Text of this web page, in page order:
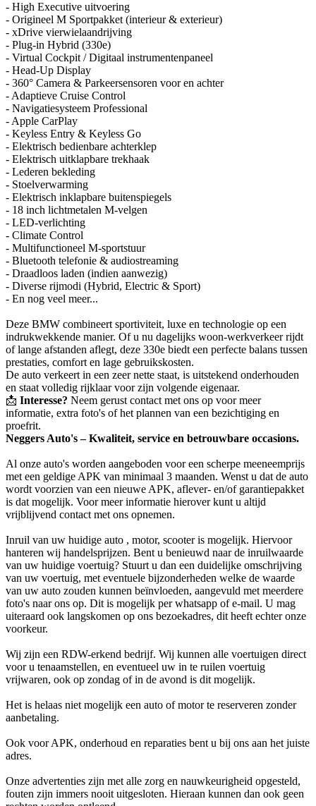
- High Executive uitvoering
- Origineel M Sportpakket (interieur & exterieur)
- xDrive vierwielaandrijving
- Plug-in Hybrid (330e)
- Virtual Cockpit / Digitaal instrumentenpaneel
- Head-Up Display
- 360° Camera & Parkeersensoren voor en achter
- Adaptieve Cruise Control
- Navigatiesysteem Professional
- Apple CarPlay
- Keyless Entry & Keyless Go
- Elektrisch bedienbare achterklep
- Elektrisch uitklapbare trekhaak
- Lederen bekleding
- Stoelverwarming
- Elektrisch inklapbare buitenspiegels
- 18 inch lichtmetalen M-velgen
- LED-verlichting
- Climate Control
- Multifunctioneel M-sportstuur
- Bluetooth telefonie & audiostreaming
- Draadloos laden (indien aanwezig)
- Diverse rijmodi (Hybrid, Electric & Sport)
- En nog veel meer...
Deze BMW combineert sportiviteit, luxe en technologie op een
indrukwekkende manier. Of u nu dagelijks woon-werkverkeer rijdt
of lange afstanden aflegt, deze 330e biedt een perfecte balans tussen
prestaties, comfort en lage gebruikskosten.
De auto verkeert in een zeer nette staat, is uitstekend onderhouden
en staat volledig rijklaar voor zijn volgende eigenaar.
📩 Interesse? Neem gerust contact met ons op voor meer
informatie, extra foto's of het plannen van een bezichtiging en
proefrit.
Neggers Auto's – Kwaliteit, service en betrouwbare occasions.
Al onze auto's worden aangeboden voor een scherpe meeneemprijs
met een geldige APK van minimaal 3 maanden. Wenst u dat de auto
wordt voorzien van een nieuwe APK, aflever- en/of garantiepakket
is dat mogelijk. Voor meer informatie hierover kunt u altijd
vrijblijvend contact met ons opnemen.
Inruil van uw huidige auto , motor, scooter is mogelijk. Hiervoor
hanteren wij handelsprijzen. Bent u benieuwd naar de inruilwaarde
van uw huidige voertuig? Stuurt u dan een duidelijke omschrijving
van uw voertuig, met eventuele bijzonderheden welke de waarde
van uw auto zouden kunnen beïnvloeden, aangevuld met meerdere
foto's naar ons op. Dit is mogelijk per whatsapp of e-mail. U mag
uiteraard ook langskomen op ons bezoekadres, dit heeft echter onze
voorkeur.
Wij zijn een RDW-erkend bedrijf. Wij kunnen alle voertuigen direct
voor u tenaamstellen, en eventueel uw in te ruilen voertuig
vrijwaren, ook op zondag of in de avond is dit mogelijk.
Het is helaas niet mogelijk een auto of motor te reserveren zonder
aanbetaling.
Ook voor APK, onderhoud en reparaties bent u bij ons aan het juiste
adres.
Onze advertenties zijn met alle zorg en nauwkeurigheid opgesteld,
fouten zijn immers nooit uitgesloten. Hieraan kunnen dan ook geen